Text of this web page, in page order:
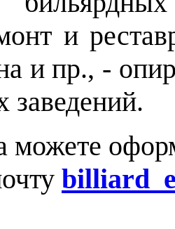
и
и пр., -
заведений.